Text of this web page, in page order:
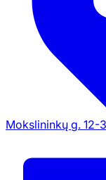
Mokslininkų g. 12-